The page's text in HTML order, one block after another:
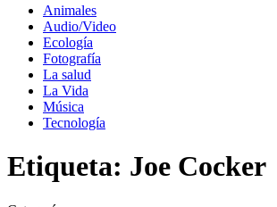
Animales
Audio/Video
Ecología
Fotografía
La salud
La Vida
Música
Tecnología
Etiqueta: Joe Cocker